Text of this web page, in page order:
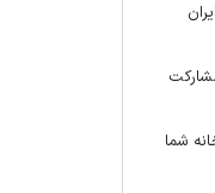
شما